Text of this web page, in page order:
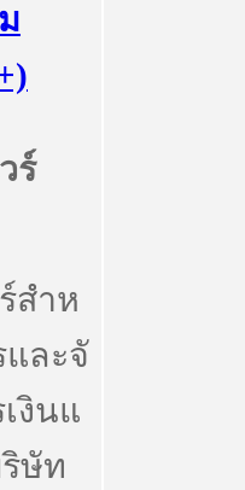
สำห
และจั
งินแ
ษัท